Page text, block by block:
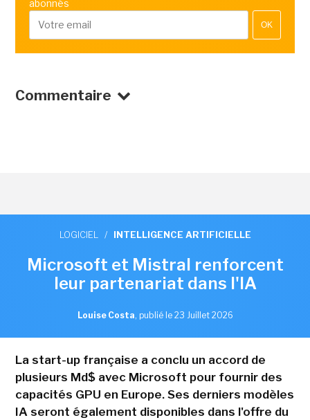
abonnés
OK
Commentaire
LOGICIEL / INTELLIGENCE ARTIFICIELLE
Microsoft et Mistral renforcent
leur partenariat dans l'IA
Louise Costa, publié le 23 Juillet 2026
La start-up française a conclu un accord de
plusieurs Md$ avec Microsoft pour fournir des
capacités GPU en Europe. Ses derniers modèles
IA seront également disponibles dans l'offre du